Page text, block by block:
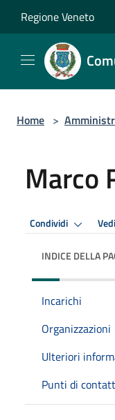
Regione Veneto
Home >
Marco
Condividi
INDICE DELLA
Incarichi
Organizzazioni
Ulteriori
Punti di